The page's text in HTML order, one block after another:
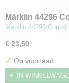
Märklin 44296
Märklin 44296
€ 23,50
✓ Op voorraad
IN